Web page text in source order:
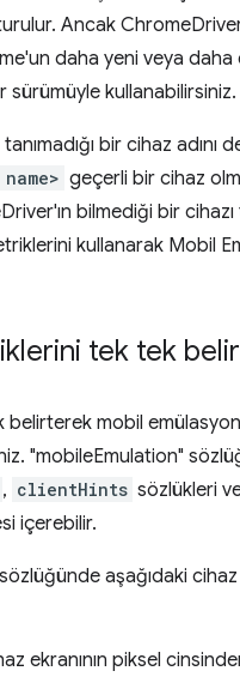
Ancak
daha yeni veya daha
sürümüyle kullanabilirsiniz.
bir cihaz adını
geçerli bir cihaz
bilmediği bir
kullanarak Mobil
tek tek
belirterek mobil
"mobileEmulation"
, clientHints sözlükleri
içerebilir.
aşağıdaki
ekranının piksel